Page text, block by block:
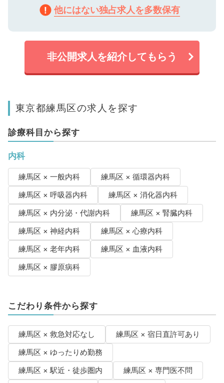
他にはない独占求人を多数保有
非公開求人を紹介してもらう
東京都練馬区の求人を探す
診療科目から探す
内科
練馬区 × 一般内科
練馬区 × 循環器内科
練馬区 × 呼吸器内科
練馬区 × 消化器内科
練馬区 × 内分泌・代謝内科
練馬区 × 腎臓内科
練馬区 × 神経内科
練馬区 × 心療内科
練馬区 × 老年内科
練馬区 × 血液内科
練馬区 × 膠原病科
こだわり条件から探す
練馬区 × 救急対応なし
練馬区 × 宿日直許可あり
練馬区 × ゆったりめ勤務
練馬区 × 駅近・徒歩圏内
練馬区 × 専門医不問